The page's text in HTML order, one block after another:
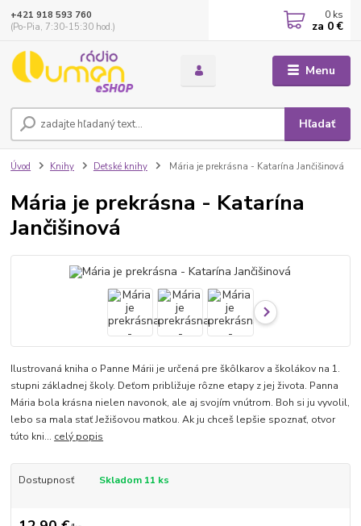
Menu
Hľadať
+421 918 593 760
(Po-Pia, 7:30-15:30 hod.)
0 ks
za 0 €
Úvod Knihy Detské knihy Mária je prekrásna - Katarína Jančišinová
Mária je prekrásna - Katarína
Jančišinová
Ilustrovaná kniha o Panne Márii je určená pre škôlkarov a školákov na 1.
stupni základnej školy. Deťom približuje rôzne etapy z jej života. Panna
Mária bola krásna nielen navonok, ale aj svojím vnútrom. Boh si ju vyvolil,
lebo sa mala stať Ježišovou matkou. Ak ju chceš lepšie spoznať, otvor
túto kni... celý popis
Dostupnosť Skladom 11 ks